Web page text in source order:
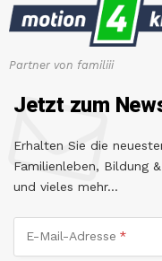
Partner von familiii
Jetzt zum
Erhalten Sie die
Familienleben, Bildung
und vieles mehr...
E-Mail-Adresse